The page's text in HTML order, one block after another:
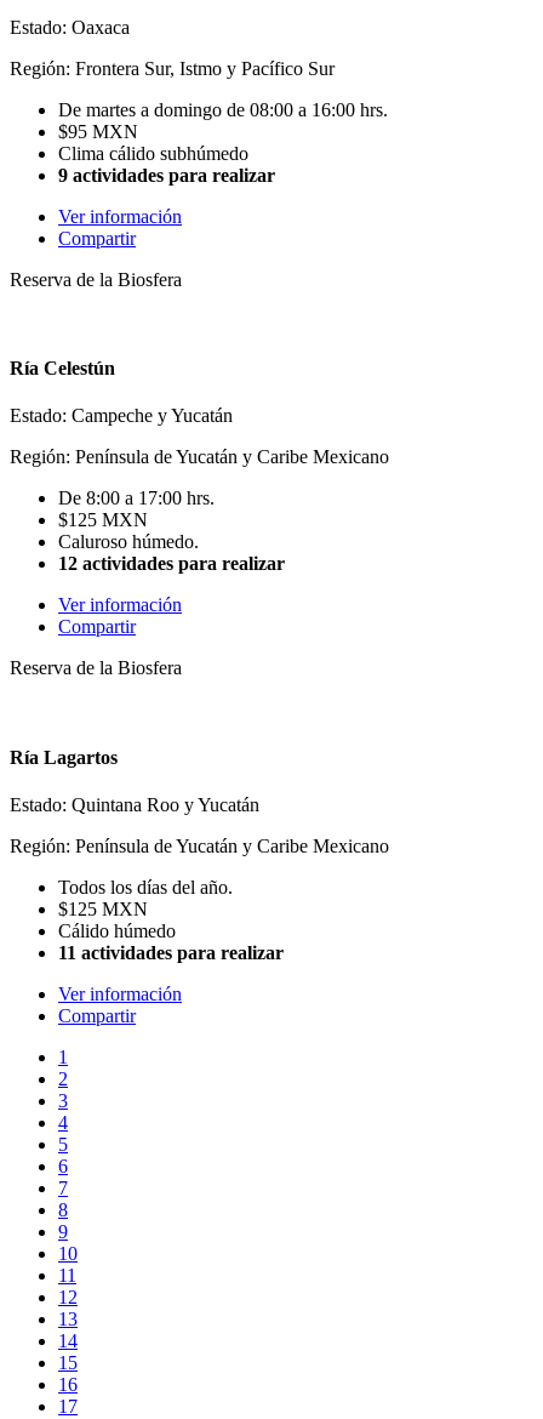
Estado: Oaxaca
Región: Frontera Sur, Istmo y Pacífico Sur
De martes a domingo de 08:00 a 16:00 hrs.
$95 MXN
Clima cálido subhúmedo
9 actividades para realizar
Ver información
Compartir
Reserva de la Biosfera
Ría Celestún
Estado: Campeche y Yucatán
Región: Península de Yucatán y Caribe Mexicano
De 8:00 a 17:00 hrs.
$125 MXN
Caluroso húmedo.
12 actividades para realizar
Ver información
Compartir
Reserva de la Biosfera
Ría Lagartos
Estado: Quintana Roo y Yucatán
Región: Península de Yucatán y Caribe Mexicano
Todos los días del año.
$125 MXN
Cálido húmedo
11 actividades para realizar
Ver información
Compartir
1
2
3
4
5
6
7
8
9
10
11
12
13
14
15
16
17